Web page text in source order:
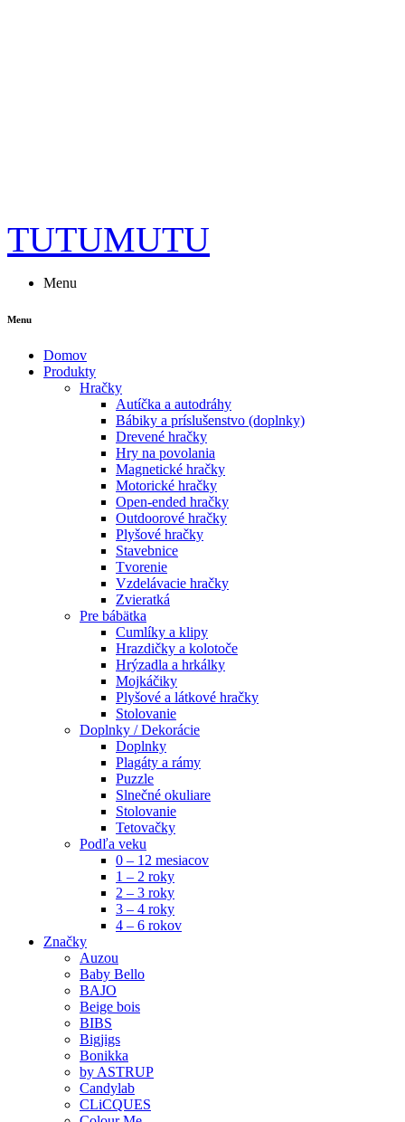
TUTUMUTU
Menu
Menu
Domov
Produkty
Hračky
Autíčka a autodráhy
Bábiky a príslušenstvo (doplnky)
Drevené hračky
Hry na povolania
Magnetické hračky
Motorické hračky
Open-ended hračky
Outdoorové hračky
Plyšové hračky
Stavebnice
Tvorenie
Vzdelávacie hračky
Zvieratká
Pre bábätka
Cumlíky a klipy
Hrazdičky a kolotoče
Hrýzadla a hrkálky
Mojkáčiky
Plyšové a látkové hračky
Stolovanie
Doplnky / Dekorácie
Doplnky
Plagáty a rámy
Puzzle
Slnečné okuliare
Stolovanie
Tetovačky
Podľa veku
0 – 12 mesiacov
1 – 2 roky
2 – 3 roky
3 – 4 roky
4 – 6 rokov
Značky
Auzou
Baby Bello
BAJO
Beige bois
BIBS
Bigjigs
Bonikka
by ASTRUP
Candylab
CLiCQUES